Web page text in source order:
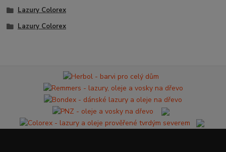
Lazury Colorex
Lazury Colorex